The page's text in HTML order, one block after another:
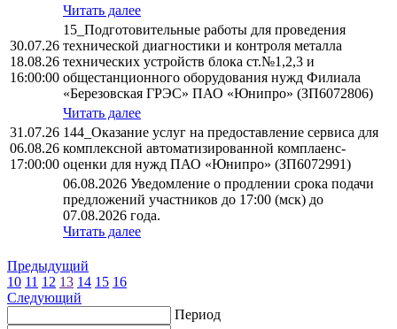
Читать далее
30.07.26
18.08.26
16:00:00
15_Подготовительные работы для проведения
технической диагностики и контроля металла
технических устройств блока ст.№1,2,3 и
общестанционного оборудования нужд Филиала
«Березовская ГРЭС» ПАО «Юнипро» (ЗП6072806)
Читать далее
31.07.26
06.08.26
17:00:00
144_Оказание услуг на предоставление сервиса для
комплексной автоматизированной комплаенс-
оценки для нужд ПАО «Юнипро» (ЗП6072991)
06.08.2026 Уведомление о продлении срока подачи
предложений участников до 17:00 (мск) до
07.08.2026 года.
Читать далее
Предыдущий
10 11 12 13 14 15 16
Следующий
Период